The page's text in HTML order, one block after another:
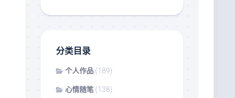
分类目录
个人作品 (189)
心情随笔 (138)